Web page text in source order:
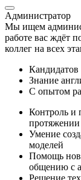
Администратор
Мы ищем
работе вас ждёт
коллег на всех
Кандидатов
Знание
С опытом
Контроль и
протяжении
Умение
моделей
Помощь
общению с